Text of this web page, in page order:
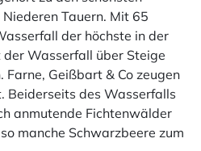
Tauern. Mit 65
der höchste in der
Wasserfall über Steige
Farne, Geißbart & Co zeugen
Beiderseits des Wasserfalls
anmutende Fichtenwälder
manche Schwarzbeere zum